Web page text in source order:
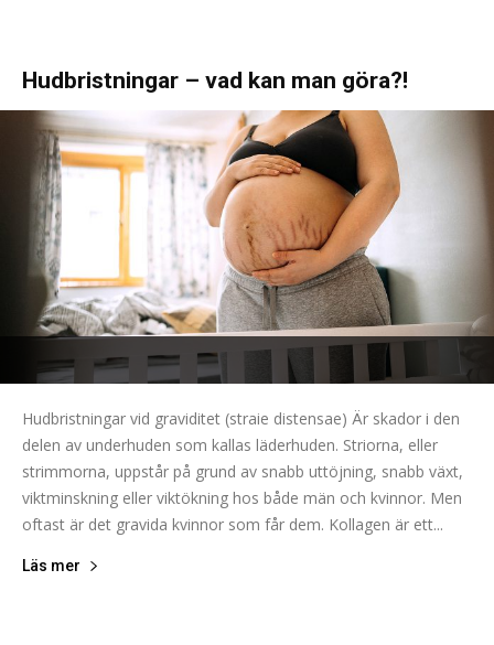
Hudbristningar – vad kan man göra?!
Hudbristningar vid graviditet (straie distensae) Är skador i den
delen av underhuden som kallas läderhuden. Striorna, eller
strimmorna, uppstår på grund av snabb uttöjning, snabb växt,
viktminskning eller viktökning hos både män och kvinnor. Men
oftast är det gravida kvinnor som får dem. Kollagen är ett...
Läs mer